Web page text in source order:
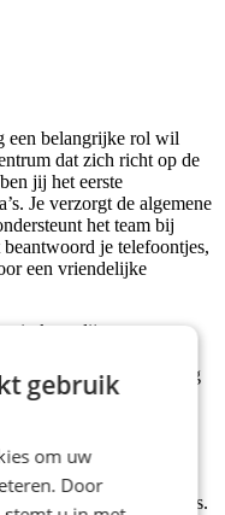
een belangrijke rol wil
dat zich richt op de
jij het eerste
Je verzorgt de algemene
het team bij
je telefoontjes,
een vriendelijke
korte lijnen en
direct bij aan het soepel
je mee aan de opleiding
toekomst in de bouw
direct tot minimaal de
Dit maakt het
de slag wil en flexibel is.
gebruik
om uw
Door